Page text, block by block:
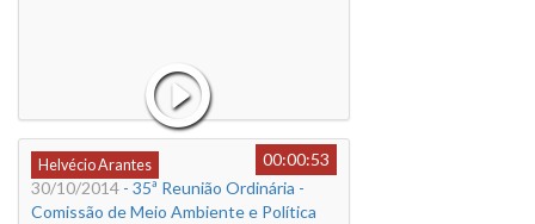
Helvécio Arantes
00:00:53
30/10/2014 - 35ª Reunião Ordinária -
Comissão de Meio Ambiente e Política